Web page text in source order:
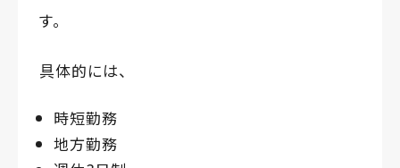
す。
具体的には、
時短勤務
地方勤務